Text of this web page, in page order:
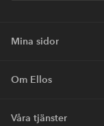
Mina sidor
Om Ellos
Våra tjänster